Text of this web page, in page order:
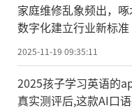
家庭维修乱象频出，
数字化建立行业新标准
2025-11-19 09:35:11
2025孩子学习英语的
真实测评后,这款AI口